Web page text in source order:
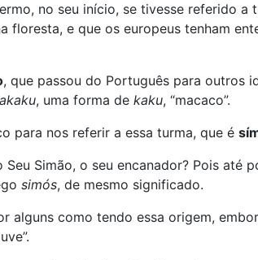
no seu início, se tivesse referido a
floresta, e que os europeus tenham
, que passou do Português para outros
, uma forma de kaku, “macaco”.
para nos referir a essa turma, que é
Simão, o seu encanador? Pois até
simós, de mesmo significado.
alguns como tendo essa origem,